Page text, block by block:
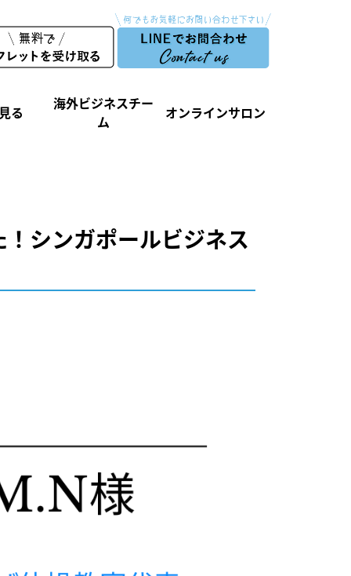
る
海外ビジネスチー
ム
オンラインサロン
シンガポールビジネス